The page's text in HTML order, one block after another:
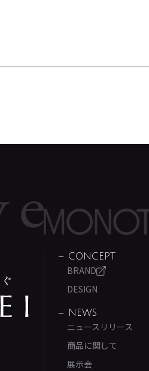
CONCEPT
BRAND
DESIGN
NEWS
ニュースリリース
商品に関して
展示会